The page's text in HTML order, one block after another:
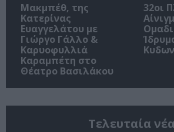
Μακμπέθ, της
Κατερίνας
Ευαγγελάτου με
Γιώργο Γάλλο &
Καρυοφυλλιά
Καραμπέτη στο
Θέατρο Βασιλάκου
32οι
Τελευταία